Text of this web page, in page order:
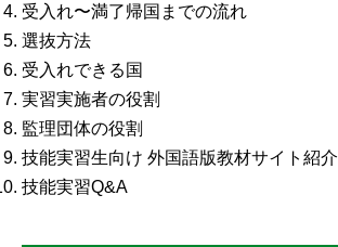
受入れ〜満了帰国までの流れ
選抜方法
受入れできる国
実習実施者の役割
監理団体の役割
技能実習生向け 外国語版教材サイト紹介
技能実習Q&A